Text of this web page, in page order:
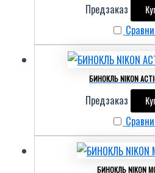
Предзаказ
БИНОКЛЬ NIKON
Предзаказ
БИНОКЛЬ NIKON